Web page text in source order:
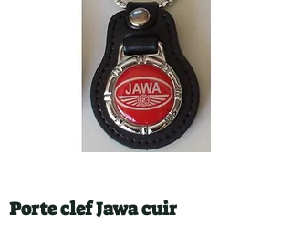
Porte clef Jawa cuir